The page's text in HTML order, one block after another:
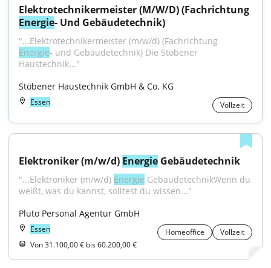
Energie- Und Gebäudetechnik)
Energie- und Gebäudetechnik) Die Stöbener
Haustechnik..."
Stöbener Haustechnik GmbH & Co. KG
Essen Vollzeit
Elektroniker (m/w/d) Energie Gebäudetechnik
"...Elektroniker (m/w/d) Energie GebäudetechnikWenn du
weißt, was du kannst, solltest du wissen..."
Pluto Personal Agentur GmbH
Essen Homeoffice
Vollzeit
Von 31.100,00 € bis 60.200,00 €